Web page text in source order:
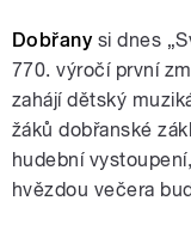
Dobřany si dnes
770. výročí první
zahájí dětský
žáků dobřanské
hudební
hvězdou večera